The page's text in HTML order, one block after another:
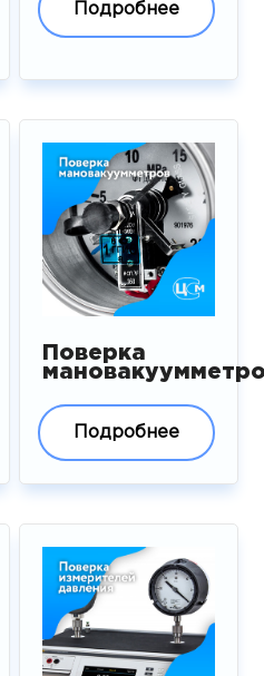
Подробнее
Поверка
Подробнее